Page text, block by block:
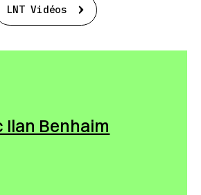
LNT Vidéos
Ilan Benhaim